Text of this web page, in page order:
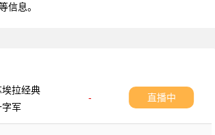
信息。
埃拉经典
-
军
直播中